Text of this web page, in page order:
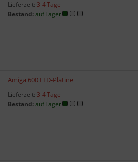
Lieferzeit: 3-4 Tage
Bestand:auf Lager
Amiga 600 LED-Platine
Lieferzeit: 3-4 Tage
Bestand:auf Lager